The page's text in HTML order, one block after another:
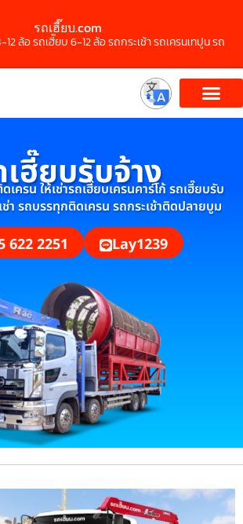
รถเฮี๊ยบ.com
ล้อ รถเฮี๊ยบ 6-12 ล้อ รถกระเช้า รถเครนเทปูน รถ
ฮี๊ยบรับจ้าง
ครน ให้เช่ารถเฮี๊ยบเครนคาร์โก้ รถเฮี๊ยบรับ
า รถบรรทุกติดเครน รถกระเช้าติดปลายบูม
622 2251 Lay1239